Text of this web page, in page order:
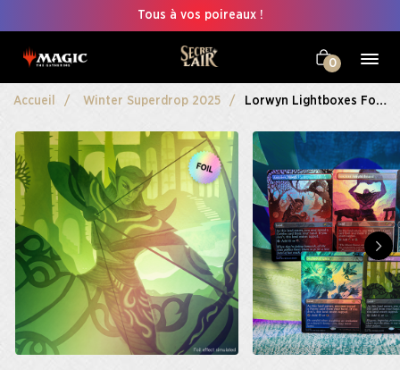
Tous à vos poireaux !
0
Accueil Winter Superdrop 2025 Lorwyn Lightboxes Foil Edition